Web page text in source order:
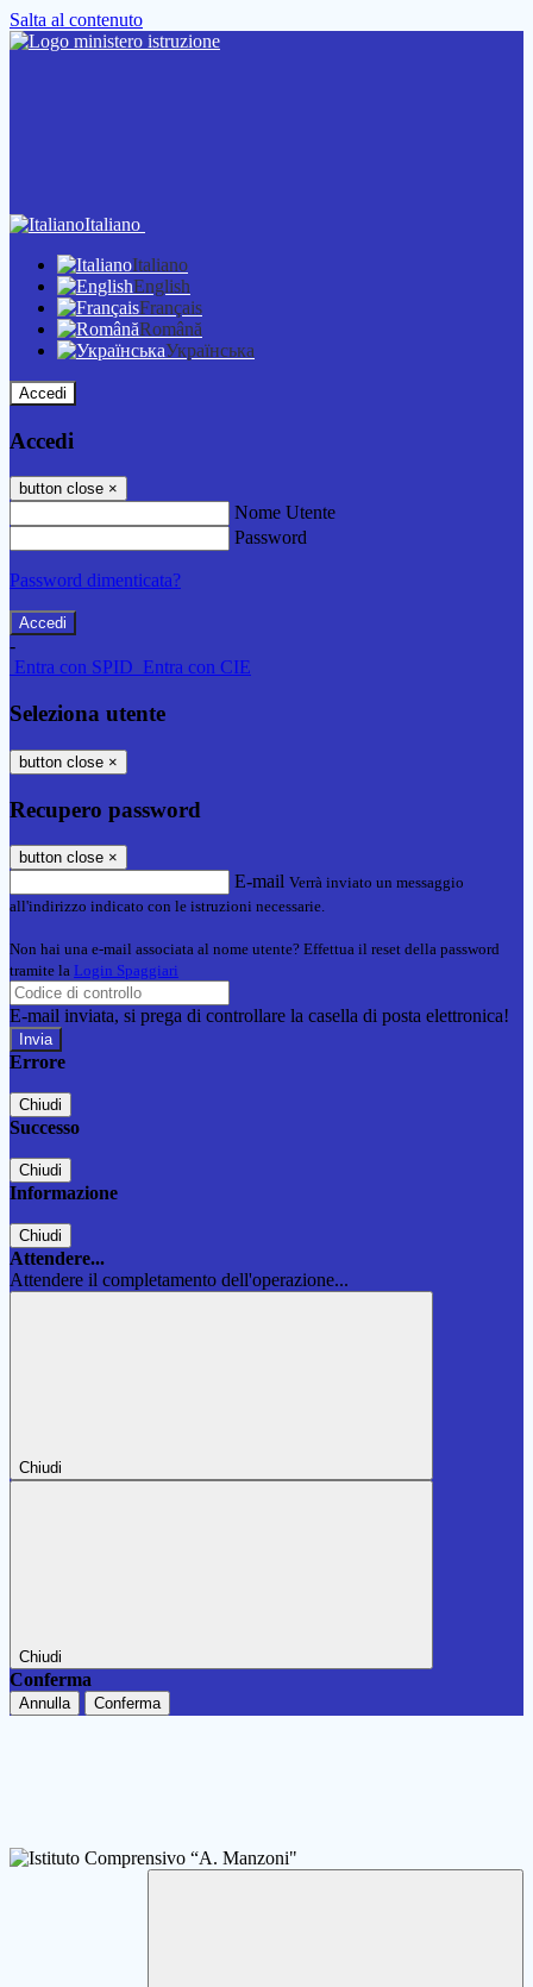
Salta al contenuto
Italiano
Italiano
English
Français
Română
Українська
Accedi
Accedi
button close ×
Nome Utente
Password
Password dimenticata?
-
Entra con SPID Entra con CIE
Seleziona utente
button close ×
Recupero password
button close ×
E-mail Verrà inviato un messaggio
all'indirizzo indicato con le istruzioni necessarie.
Non hai una e-mail associata al nome utente? Effettua il reset della password
tramite la Login Spaggiari
E-mail inviata, si prega di controllare la casella di posta elettronica!
Errore
Chiudi
Successo
Chiudi
Informazione
Chiudi
Attendere...
Attendere il completamento dell'operazione...
Chiudi
Chiudi
Conferma
Annulla Conferma